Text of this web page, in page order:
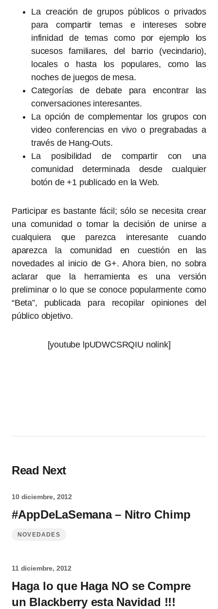
La creación de grupos públicos o privados
para compartir temas e intereses sobre
infinidad de temas como por ejemplo los
sucesos familiares, del barrio (vecindario),
locales o hasta los populares, como las
noches de juegos de mesa.
Categorías de debate para encontrar las
conversaciones interesantes.
La opción de complementar los grupos con
video conferencias en vivo o pregrabadas a
través de Hang-Outs.
La posibilidad de compartir con una
comunidad determinada desde cualquier
botón de +1 publicado en la Web.
Participar es bastante fácil; sólo se necesita crear
una comunidad o tomar la decisión de unirse a
cualquiera que parezca interesante cuando
aparezca la comunidad en cuestión en las
novedades al inicio de G+. Ahora bien, no sobra
aclarar que la herramienta es una versión
preliminar o lo que se conoce popularmente como
“Beta”, publicada para recopilar opiniones del
público objetivo.
[youtube lpUDWCSRQIU nolink]
Read Next
10 diciembre, 2012
#AppDeLaSemana – Nitro Chimp
NOVEDADES
11 diciembre, 2012
Haga lo que Haga NO se Compre
un Blackberry esta Navidad !!!